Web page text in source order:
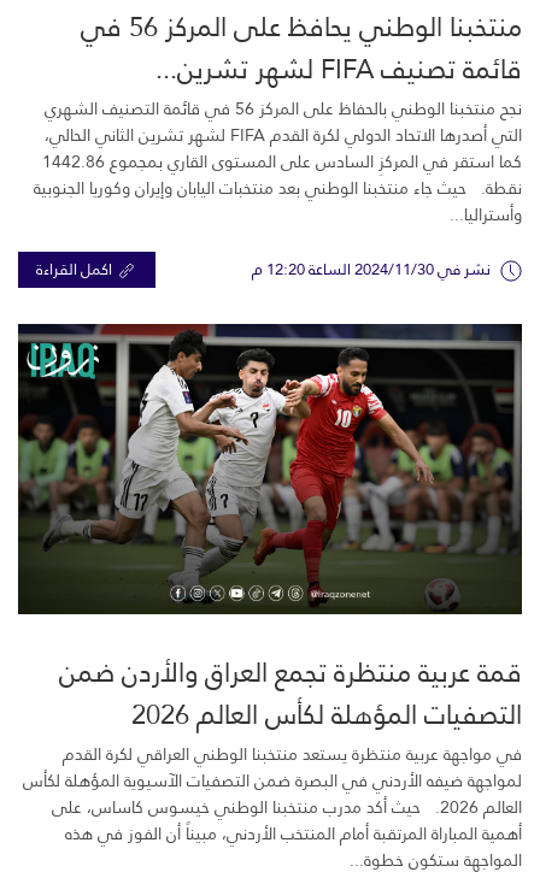
منتخبنا الوطني يحافظ على المركز 56 في
قائمة تصنيف FIFA لشهر تشرين...
نجح منتخبنا الوطني بالحفاظ على المركز 56 في قائمة التصنيف الشهري
التي أصدرها الاتحاد الدولي لكرة القدم FIFA لشهر تشرين الثاني الحالي،
كما استقر في المركزِ السادس على المستوى القاري بمجموع 1442.86
نقطة. حيث جاء منتخبنا الوطني بعد منتخبات اليابان وإيران وكوريا الجنوبية
وأستراليا...
نشر في 2024/11/30 الساعة 12:20 م اكمل القراءة
قمة عربية منتظرة تجمع العراق والأردن ضمن
التصفيات المؤهلة لكأس العالم 2026
في مواجهة عربية منتظرة يستعد منتخبنا الوطني العراقي لكرة القدم
لمواجهة ضيفه الأردني في البصرة ضمن التصفيات الآسيوية المؤهلة لكأس
العالم 2026. حيث أكد مدرب منتخبنا الوطني خيسوس كاساس، على
أهمية المباراة المرتقبة أمام المنتخب الأردني، مبيناً أن الفوز في هذه
المواجهة ستكون خطوة...